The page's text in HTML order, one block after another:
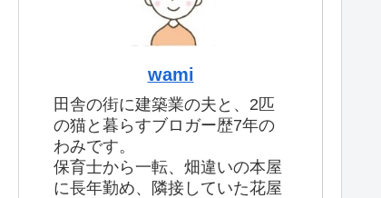
wami
田舎の街に建築業の夫と、2匹
の猫と暮らすブロガー歴7年の
わみです。
保育士から一転、畑違いの本屋
に長年勤め、隣接していた花屋